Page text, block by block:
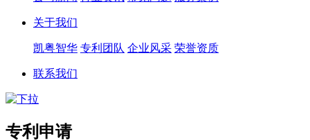
关于我们
凯粤智华 专利团队 企业风采 荣誉资质
联系我们
专利申请